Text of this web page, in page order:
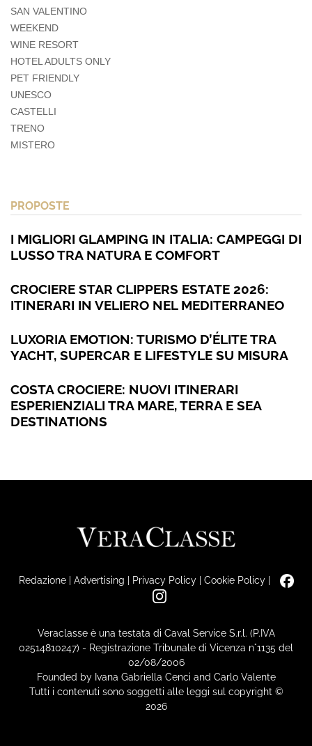
SAN VALENTINO
WEEKEND
WINE RESORT
HOTEL ADULTS ONLY
PET FRIENDLY
UNESCO
CASTELLI
TRENO
MISTERO
PROPOSTE
I MIGLIORI GLAMPING IN ITALIA: CAMPEGGI DI
LUSSO TRA NATURA E COMFORT
CROCIERE STAR CLIPPERS ESTATE 2026:
ITINERARI IN VELIERO NEL MEDITERRANEO
LUXORIA EMOTION: TURISMO D’ÉLITE TRA
YACHT, SUPERCAR E LIFESTYLE SU MISURA
COSTA CROCIERE: NUOVI ITINERARI
ESPERIENZIALI TRA MARE, TERRA E SEA
DESTINATIONS
Redazione| Advertising | Privacy Policy| Cookie Policy|
Veraclasse è una testata di Caval Service S.r.l. (P.IVA
02514810247) - Registrazione Tribunale di Vicenza n°1135 del
02/08/2006
Founded by Ivana Gabriella Cenci and Carlo Valente
Tutti i contenuti sono soggetti alle leggi sul copyright ©
2026